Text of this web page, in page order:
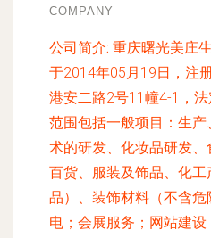
COMPANY
公司简介: 重庆曙光美庄
于2014年05月19日，注
港安二路2号11幢4-1，
范围包括一般项目：生
术的研发、化妆品研发
百货、服装及饰品、化
品）、装饰材料（不含
电；会展服务；网站建